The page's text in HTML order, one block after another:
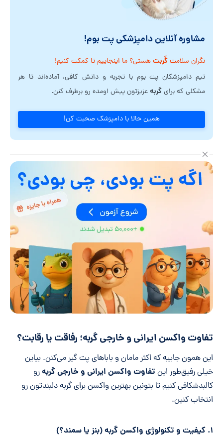
مشاوره آنلاین دامپزشکی پت بوم!
نگران سلامتگُربتهستی؟ ما اینجاییم تا کمکت کنیم!
تیم دامپزشکان پت بوم با تجربه و دانش کافی، آماده‌اند تا هر
مشکلی که برایگربهعزیزتون پیش اومده رو برطرف کنن.
همین حالا با دامپزشک صحبت کن!
تفاوت واکسن ایرانی و خارجی گربه؛ رفاقت یا رقابت؟
این همون جاییه که اکثر مامان و باباهای پت گیر می‌کنن. بیاین
خیلی رفیق‌طور این تفاوت واکسن ایرانی و خارجی گربهرو
کالبدشکافی کنیم تا بتونین بهترین واکسن برای گربه دلبندتون رو
انتخاب کنین.
۱. کیفیت و تکنولوژی واکسن گربه (بنز یا سمند؟)